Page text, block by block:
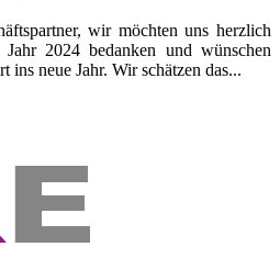
wir möchten uns herzlich
2024 bedanken und wünschen
ins neue Jahr. Wir schätzen das...